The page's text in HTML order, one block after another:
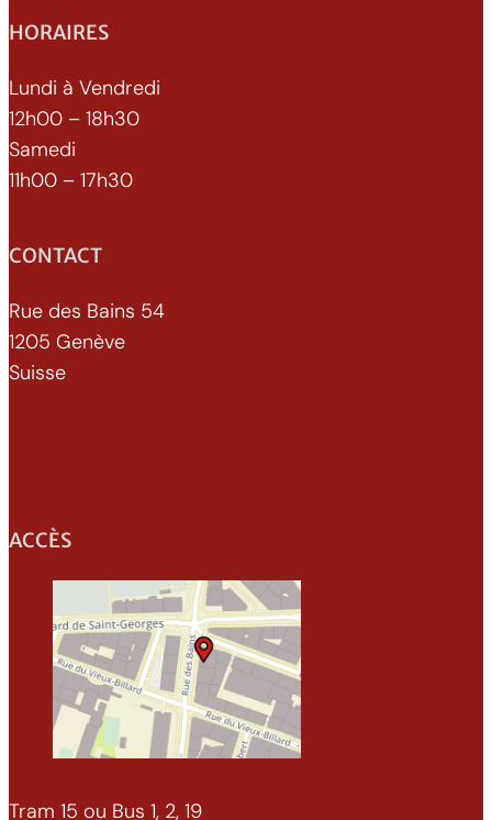
HORAIRES
Lundi à Vendredi
12h00 – 18h30
Samedi
11h00 – 17h30
CONTACT
Rue des Bains 54
1205 Genève
Suisse
ACCÈS
Tram 15 ou Bus 1, 2, 19